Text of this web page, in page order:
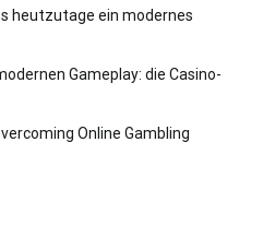
heutzutage ein modernes
Gameplay: die Casino-
Online Gambling